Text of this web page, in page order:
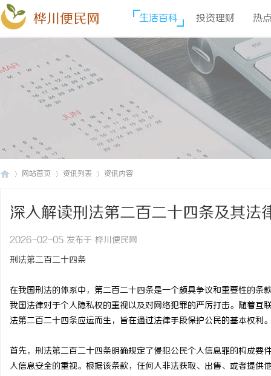
桦川便民网 生活百科 投资理财 热
网站首页 资讯列表 资讯内容
深入解读刑法第二百二十四条及其法
2026-02-05 发布于 桦川便民网
刑法第二百二十四条
在我国刑法的体系中，第二百二十四条是一个颇具争议和重要性的
我国法律对于个人隐私权的重视以及对网络犯罪的严厉打击。随着
法第二百二十四条应运而生，旨在通过法律手段保护公民的基本权利
首先，刑法第二百二十四条明确规定了侵犯公民个人信息罪的构成
人信息安全的重视。根据该条款，任何人非法获取、出售、或者提